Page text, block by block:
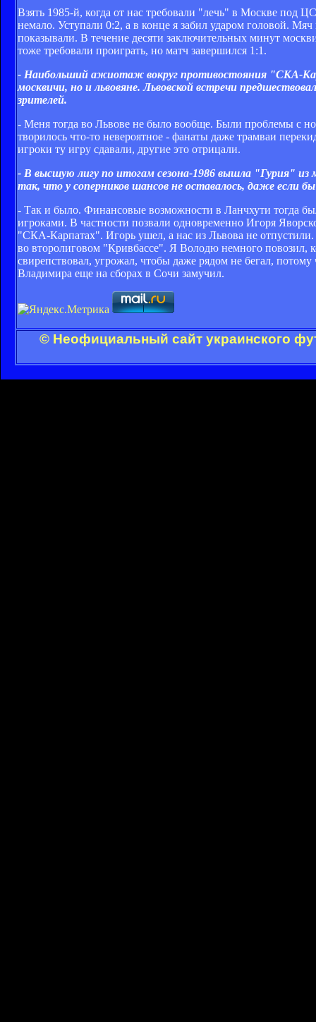
Взять 1985-й, когда от нас требовали "лечь" в Москве под
немало. Уступали 0:2, а в конце я забил ударом головой.
показывали. В течение десяти заключительных минут
тоже требовали проиграть, но матч завершился 1:1.
- Наибольший ажиотаж вокруг противостояния "СКА-
москвичи, но и львовяне. Львовской встречи
зрителей.
- Меня тогда во Львове не было вообще. Были проблемы с
творилось что-то невероятное - фанаты даже трамваи
игроки ту игру сдавали, другие это отрицали.
- В высшую лигу по итогам сезона-1986 вышла "Гурия" из
так, что у соперников шансов не оставалось, даже если
- Так и было. Финансовые возможности в Ланчхути тогда
игроками. В частности позвали одновременно Игоря
"СКА-Карпатах". Игорь ушел, а нас из Львова не
во второлиговом "Кривбассе". Я Володю немного повозил,
свирепствовал, угрожал, чтобы даже рядом не бегал,
Владимира еще на сборах в Сочи замучил.
© Неофициальный сайт украинского